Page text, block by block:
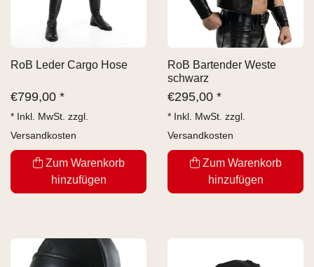
RoB Leder Cargo Hose
€799,00 *
* Inkl. MwSt. zzgl.
Versandkosten
Zum Warenkorb
hinzufügen
RoB Bartender Weste
schwarz
€295,00 *
* Inkl. MwSt. zzgl.
Versandkosten
Zum Warenkorb
hinzufügen